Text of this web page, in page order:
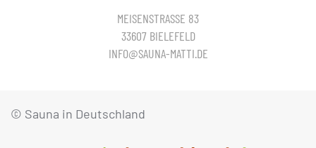
MEISENSTRASSE 83
33607 BIELEFELD
INFO@SAUNA-MATTI.DE
© Sauna in Deutschland